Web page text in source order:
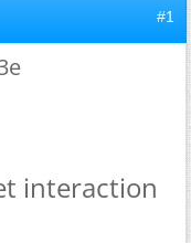
#1
interaction